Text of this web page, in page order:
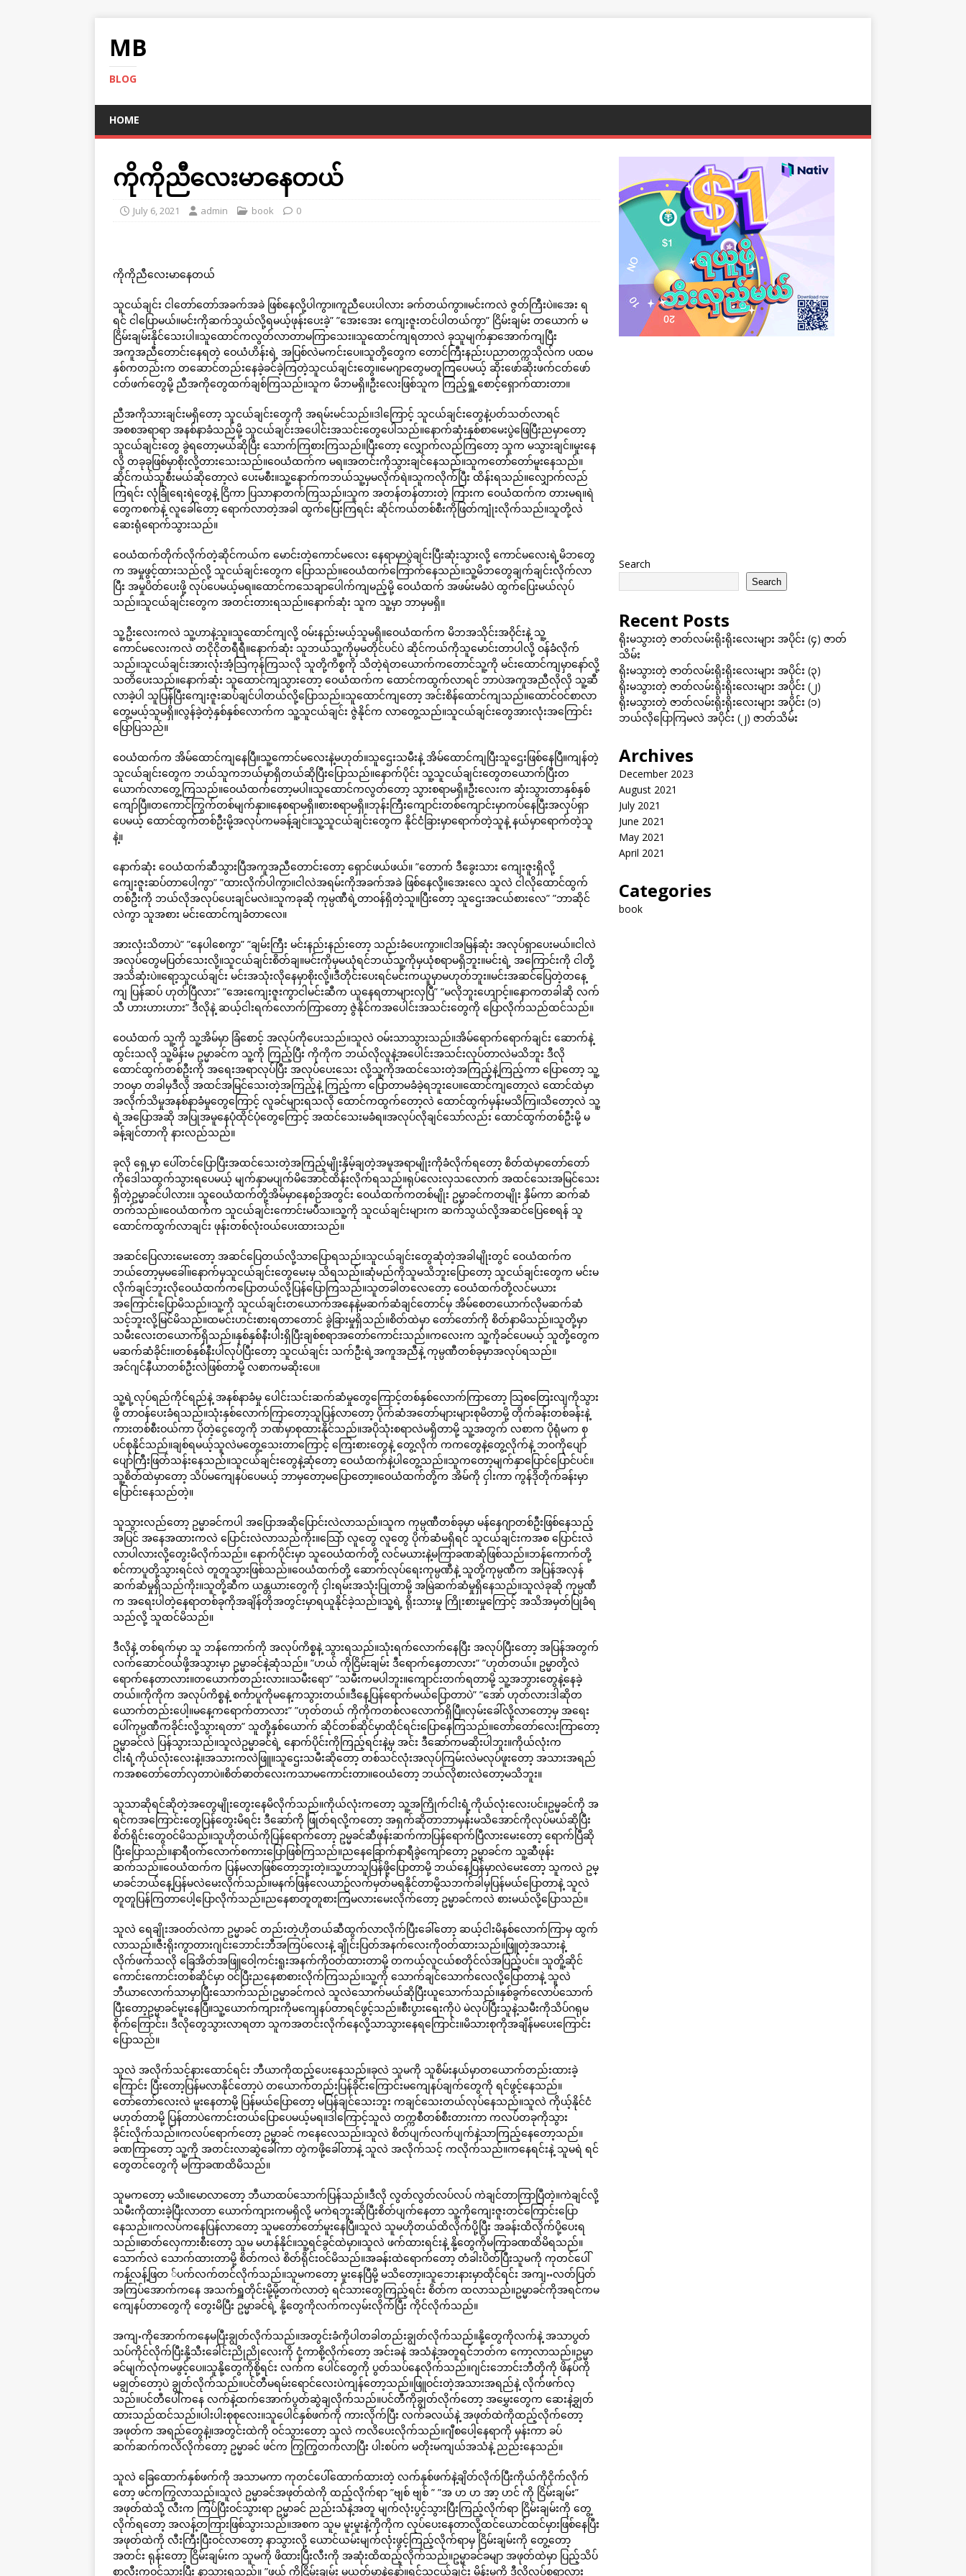
MB
BLOG
HOME
ကိုကိုညီလေးမာနေတယ်
July 6, 2021 admin book 0
ကိုကိုညီလေးမာနေတယ်
သူငယ်ချင်း ငါတော်တော်အခက်အခဲ ဖြစ်နေလို့ပါကွာ။ကူညီပေးပါလား ခက်တယ်ကွာ။မင်းကလဲ ဇွတ်ကြီးပဲ။အေး ရ
ရင် ငါပြောမယ်။မင်းကိုဆက်သွယ်လို့ရမယ့်ဖုန်းပေးခဲ့” ”အေးအေး ကျေးဇူးတင်ပါတယ်ကွာ” ငြိမ်းချမ်း တယောက် မ
ငြိမ်းချမ်းနိုင်သေးပါ။သူထောင်ကလွတ်လာတာမကြာသေး။သူထောင်ကျရတာလဲ ခုသူမျက်နှာအောက်ကျပြီး
အကူအညီတောင်းနေရတဲ့ ဝေယံဟိန်းရဲ့ အပြစ်လဲမကင်းပေ။သူတို့တွေက တောင်ကြီးနည်းပညာတက္ကသိုလ်က ပထမ
နှစ်ကတည်းက တဆောင်တည်းနေခဲ့ခင်ခဲ့ကြတဲ့သူငယ်ချင်းတွေ။မေဂျာတွေမတူကြပေမယ့် ဆိုးဖော်ဆိုးဖက်ငတ်ဖော်
ငတ်ဖက်တွေမို့ ညီအကိုတွေထက်ချစ်ကြသည်။သူက မိဘမရှိ။ဦးလေးဖြစ်သူက ကြည့်ရှူ့စောင့်ရှောက်ထားတာ။
ညီအကိုသားချင်းမရှိတော့ သူငယ်ချင်းတွေကို အရမ်းမင်သည်။ဒါကြောင့် သူငယ်ချင်းတွေနဲ့ပတ်သတ်လာရင်
အစစအရာရာ အနစ်နာခံသည်မို့ သူငယ်ချင်းအပေါင်းအသင်းတွေပေါသည်။နောက်ဆုံးနှစ်စာမေးပွဲဖြေပြီးညမှာတော့
သူငယ်ချင်းတွေ ခွဲရတော့မယ်ဆိုပြီး သောက်ကြစားကြသည်။ပြီးတော့ လျှောက်လည်ကြတော့ သူက မသွားချင်။မူးနေ
လို့ တခုခုဖြစ်မှာစိုးလို့တားသေးသည်။ဝေယံထက်က မရ။အတင်းကိုသွားချင်နေသည်။သူကတော်တော်မူးနေသည်။
ဆိုင်ကယ်သူစီးမယ်ဆိုတော့လဲ ပေးမစီး။သူ့နောက်ကဘယ်သူ့မှမလိုက်ရဲ။သူကလိုက်ပြီး ထိန်းရသည်။လျှောက်လည်
ကြရင်း လုံခြုံရေးရဲတွေနဲ့ ငြိကာ ပြသာနာတက်ကြသည်။သူက အတန်တန်တားတဲ့ ကြားက ဝေယံထက်က တားမရ။ရဲ
တွေကစက်နဲ့ လူခေါ်တော့ ရောက်လာတဲ့အခါ ထွက်ပြေးကြရင်း ဆိုင်ကယ်တစ်စီးကိုဖြတ်ကျုံးလိုက်သည်။သူတို့လဲ
ဆေးရုံရောက်သွားသည်။
ဝေယံထက်တိုက်လိုက်တဲ့ဆိုင်ကယ်က မောင်းတဲ့ကောင်မလေး နေရာမှာပွဲချင်းပြီးဆုံးသွားလို့ ကောင်မလေးရဲ့မိဘတွေ
က အမှုဖွင့်ထားသည်လို့ သူငယ်ချင်းတွေက ပြောသည်။ဝေယံထက်ကြောက်နေသည်။သူ့မိဘတွေချက်ချင်းလိုက်လာ
ပြီး အမှုပိတ်ပေးဖို့ လုပ်ပေမယ့်မရ။ထောင်ကသေချာပေါက်ကျမည့်မို့ ဝေယံထက် အဖမ်းမခံပဲ ထွက်ပြေးမယ်လုပ်
သည်။သူငယ်ချင်းတွေက အတင်းတားရသည်။နောက်ဆုံး သူက သူ့မှာ ဘာမှမရှိ။
သူ့ဦးလေးကလဲ သူ့ဟာနဲ့သူ။သူထောင်ကျလို့ ဝမ်းနည်းမယ့်သူမရှိ။ဝေယံထက်က မိဘအသိုင်းအဝိုင်းနဲ့ သူ့
ကောင်မလေးကလဲ တငိုငိုတရီရီ။နောက်ဆုံး သူဘယ်သူ့ကိုမှမတိုင်ပင်ပဲ ဆိုင်ကယ်ကိုသူမောင်းတာပါလို့ ဝန်ခံလိုက်
သည်။သူငယ်ချင်းအားလုံးအံ့သြကုန်ကြသလို သူတို့ကိစ္စကို သိတဲ့ရဲတယောက်ကတောင်သူ့ကို မင်းထောင်ကျမှာနော်လို့
သတိပေးသည်။နောက်ဆုံး သူထောင်ကျသွားတော့ ဝေယံထက်က ထောင်ကထွက်လာရင် ဘာပဲအကူအညီလိုလို သူ့ဆီ
လာခဲ့ပါ သူပြန်ပြီးကျေးဇူးဆပ်ချင်ပါတယ်လို့ပြောသည်။သူထောင်ကျတော့ အင်းစိန်ထောင်ကျသည်။ထောင်ဝင်စာလာ
တွေ့မယ့်သူမရှိ။လွန်ခဲ့တဲ့နှစ်နှစ်လောက်က သူ့သူငယ်ချင်း ဇွဲနိုင်က လာတွေ့သည်။သူငယ်ချင်းတွေအားလုံးအကြောင်း
ပြောပြသည်။
ဝေယံထက်က အိမ်ထောင်ကျနေပြီ။သူ့ကောင်မလေးနဲ့မဟုတ်။သူဌေးသမီးနဲ့ အိမ်ထောင်ကျပြီးသူဌေးဖြစ်နေပြီ။ကျန်တဲ့
သူငယ်ချင်းတွေက ဘယ်သူကဘယ်မှာရှိတယ်ဆိုပြီးပြောသည်။နောက်ပိုင်း သူ့သူငယ်ချင်းတွေတယောက်ပြီးတ
ယောက်လာတွေ့ကြသည်။ဝေယံထက်တော့မပါ။သူထောင်ကလွတ်တော့ သွားစရာမရှိ။ဦးလေးက ဆုံးသွားတာနှစ်နှစ်
ကျော်ပြီ။တကောင်ကြွက်တစ်မျက်နှာ။နေစရာမရှိ။စားစရာမရှိ။ဘုန်းကြီးကျောင်းတစ်ကျောင်းမှာကပ်နေပြီးအလုပ်ရှာ
ပေမယ့် ထောင်ထွက်တစ်ဦးမို့အလုပ်ကမခန့်ချင်။သူ့သူငယ်ချင်းတွေက နိုင်ငံခြားမှာရောက်တဲ့သူနဲ့ နယ်မှာရောက်တဲ့သူ
နဲ့။
နောက်ဆုံး ဝေယံထက်ဆီသွားပြီအကူအညီတောင်းတော့ ရှောင်ဖယ်ဖယ်။ ”တောက် ဒီခွေးသား ကျေးဇူးရှိလို့
ကျေးဇူးဆပ်တာပေါ့ကွာ” ”ထားလိုက်ပါကွာ။ငါလဲအရမ်းကိုအခက်အခဲ ဖြစ်နေလို့။အေးလေ သူလဲ ငါလိုထောင်ထွက်
တစ်ဦးကို ဘယ်လိုအလုပ်ပေးချင်မလဲ။သူကခုဆို ကုမ္ပဏီရဲ့တာဝန်ရှိတဲ့သူ။ပြီးတော့ သူဌေးအငယ်စားလေ” ”ဘာဆိုင်
လဲကွာ သူအစား မင်းထောင်ကျခံတာလေ။
အားလုံးသိတာပဲ” ”နေပါစေကွာ” ”ချမ်းကြီး မင်းနည်းနည်းတော့ သည်းခံပေးကွာ။ငါအမြန်ဆုံး အလုပ်ရှာပေးမယ်။ငါလဲ
အလုပ်တွေမပြတ်သေးလို့။သူငယ်ချင်းစိတ်ချ။မင်းကိုမှမယုံရင်ဘယ်သူ့ကိုမှယုံစရာမရှိဘူး။မင်းရဲ့ အကြောင်းကို ငါတို့
အသိဆုံးပဲ။ရော့သူငယ်ချင်း မင်းအသုံးလိုနေမှာစိုးလို့။ဒီတိုင်းပေးရင်မင်းကယူမှာမဟုတ်ဘူး။မင်းအဆင်ပြေတဲ့တနေ့
ကျ ပြန်ဆပ် ဟုတ်ပြီလား” ”အေးကျေးဇူးကွာငါမင်းဆီက ယူနေရတာများလှပြီ” ”မလိုဘူးဟျောင့်။နောကတခါဆို လက်
သီ ဟားဟားဟား” ဒီလိုနဲ့ ဆယ့်ငါးရက်လောက်ကြာတော့ ဇွဲနိုင်ကအပေါင်းအသင်းတွေကို ပြောလိုက်သည်ထင်သည်။
ဝေယံထက် သူ့ကို သူ့အိမ်မှာ ခြံစောင့် အလုပ်ကိုပေးသည်။သူလဲ ဝမ်းသာသွားသည်။အိမ်ရောက်ရောက်ချင်း ဆောက်နဲ့
ထွင်းသလို သူ့မိန်းမ ဥမ္မာခင်က သူ့ကို ကြည့်ပြီး ကိုကိုက ဘယ်လိုလူနဲ့အပေါင်းအသင်းလုပ်တာလဲမသိဘူး ဒီလို
ထောင်ထွက်တစ်ဦးကို အရေးအရာလုပ်ပြီး အလုပ်ပေးသေး လို့သူ့ကိုအထင်သေးတဲ့အကြည့်နဲ့ကြည့်ကာ ပြောတော့ သူ့
ဘဝမှာ တခါမှဒီလို အထင်အမြင်သေးတဲ့အကြည့်နဲ့ ကြည့်ကာ ပြောတာမခံခဲ့ရဘူးပေ။ထောင်ကျတော့လဲ ထောင်ထဲမှာ
အလိုက်သိမှုအနစ်နာခံမှုတွေကြောင့် လူခင်များရသလို ထောင်ကထွက်တော့လဲ ထောင်ထွက်မှန်းမသိကြ။သိတော့လဲ သူ့
ရဲ့အပြောအဆို အပြုအမူနေပုံထိုင်ပုံတွေကြောင့် အထင်သေးမခံရ။အလုပ်လိုချင်သော်လည်း ထောင်ထွက်တစ်ဦးမို့ မ
ခန့်ချင်တာကို နားလည်သည်။
ခုလို ရှေ့မှာ ပေါ်တင်ပြောပြီးအထင်သေးတဲ့အကြည့်မျိုးနှိမ့်ချတဲ့အမူအရာမျိုးကိုခံလိုက်ရတော့ စိတ်ထဲမှာတော်တော်
ကိုဒေါသထွက်သွားရပေမယ့် မျက်နှာမပျက်မိအောင်ထိန်းလိုက်ရသည်။ရုပ်လေးလှသလောက် အထင်သေးအမြင်သေး
ရှိတဲ့ဥမ္မာခင်ပါလား။ သူဝေယံထက်တို့အိမ်မှာနေစဉ်အတွင်း ဝေယံထက်ကတစ်မျိုး ဥမ္မာခင်ကတမျိုး နှိမ်ကာ ဆက်ဆံ
တက်သည်။ဝေယံထက်က သူငယ်ချင်းကောင်းမပီသ။သူ့ကို သူငယ်ချင်းများက ဆက်သွယ်လို့အဆင်ပြေစေရန် သူ
ထောင်ကထွက်လာချင်း ဖုန်းတစ်လုံးဝယ်ပေးထားသည်။
အဆင်ပြေလားမေးတော့ အဆင်ပြေတယ်လို့သာပြောရသည်။သူငယ်ချင်းတွေဆုံတဲ့အခါမျိုးတွင် ဝေယံထက်က
ဘယ်တော့မှမခေါ်။နောက်မှသူငယ်ချင်းတွေမေးမှ သိရသည်။ဆုံမည်ကိုသူမသိဘူးပြောတော့ သူငယ်ချင်းတွေက မင်းမ
လိုက်ချင်ဘူးလိုဝေယံထက်ကပြောတယ်လို့ပြန်ပြောကြသည်။သူတခါတလေတော့ ဝေယံထက်တို့လင်မယား
အကြောင်းပြောမိသည်။သူ့ကို သူငယ်ချင်းတယောက်အနေနဲ့မဆက်ဆံချင်တောင်မှ အိမ်စေတယောက်လိုမဆက်ဆံ
သင့်ဘူးလို့မြင်မိသည်။ထမင်းဟင်းစားရတာတောင် ခွဲခြားမှုရှိသည်။စိတ်ထဲမှာ တော်တော်ကို စိတ်နာမိသည်။သူတို့မှာ
သမီးလေးတယောက်ရှိသည်။နှစ်နှစ်နီးပါးရှိပြီးချစ်စရာအတော်ကောင်းသည်။ကလေးက သူ့ကိုခင်ပေမယ့် သူတို့တွေက
မဆက်ဆံခိုင်း။တစ်နှစ်နီးပါလုပ်ပြီးတော့ သူငယ်ချင်း သက်ဦးရဲ့အကူအညီနဲ့ ကုမ္ပဏီတစ်ခုမှာအလုပ်ရသည်။
အင်ဂျင်နီယာတစ်ဦးလဲဖြစ်တာမို့ လစာကမဆိုးပေ။
သူ့ရဲ့လုပ်ရည်ကိုင်ရည်နဲ့ အနစ်နာခံမှု ပေါင်းသင်းဆက်ဆံမှုတွေကြောင့်တစ်နှစ်လောက်ကြာတော့ သြစတြေးလျကိုသွား
ဖို့ တာဝန်ပေးခံရသည်။သုံးနှစ်လောက်ကြာတော့သူပြန်လာတော့ ပိုက်ဆံအတော်များများစုမိတာမို့ တိုက်ခန်းတစ်ခန်းနဲ့
ကားတစ်စီးဝယ်ကာ ပိုတဲ့ငွေတွေကို ဘဏ်မှာစုထားနိုင်သည်။အပိုသုံးစရာလဲမရှိတာမို့ သူ့အတွက် လစာက ပိုရုံမက စု
ပင်စုနိုင်သည်။ချစ်ရမယ့်သူလဲမတွေ့သေးတာကြောင့် ကြေးစားတွေနဲ့ တွေ့လိုက် ကကတွေနဲ့တွေ့လိုက်နဲ့ ဘဝကိုပျော်
ပျော်ကြီးဖြတ်သန်းနေသည်။သူငယ်ချင်းတွေနဲ့ဆုံတော့ ဝေယံထက်နဲ့ပါတွေ့သည်။သူကတော့မျက်နှာပြောင်ပြောင်ပင်။
သူ့စိတ်ထဲမှာတော့ သိပ်မကျေနပ်ပေမယ့် ဘာမှတော့မပြောတော့။ဝေယံထက်တို့က အိမ်ကို ငှါးကာ ကွန်ဒိုတိုက်ခန်းမှာ
ပြောင်းနေသည်တဲ့။
သူသွားလည်တော့ ဥမ္မာခင်ကပါ အပြောအဆိုပြောင်းလဲလာသည်။သူက ကုမ္ပဏီတစ်ခုမှာ မန်နေဂျာတစ်ဦးဖြစ်နေသည့်
အပြင် အနေအထားကလဲ ပြောင်းလဲလာသည်ကိုး။သြော် လူတွေ လူတွေ ပိုက်ဆံမရှိရင် သူငယ်ချင်းကအစ ပြောင်းလဲ
လာပါလားလို့တွေးမိလိုက်သည်။ နောက်ပိုင်းမှာ သူဝေယံထက်တို့ လင်မယားနဲ့မကြာခဏဆုံဖြစ်သည်။ဘန်ကောက်တို့
စင်ကာပူတို့သွားရင်လဲ တူတူသွားဖြစ်သည်။ဝေယံထက်တို့ ဆောက်လုပ်ရေးကုမ္ပဏီနဲ့ သူတို့ကုမ္ပဏီက အပြန်အလှန်
ဆက်ဆံမှုရှိသည်ကိုး။သူတို့ဆီက ယန္တယားတွေကို ငှါးရမ်းအသုံးပြုတာမို့ အမြဲဆက်ဆံမှုရှိနေသည်။သူလဲခုဆို ကုမ္ပဏီ
က အရေးပါတဲ့နေရာတစ်ခုကိုအချိန်တိုအတွင်းမှာရယူနိုင်ခဲ့သည်။သူ့ရဲ့ ရိုးသားမှု ကြိုးစားမှုကြောင့် အသိအမှတ်ပြုခံရ
သည်လို့ သူထင်မိသည်။
ဒီလိုနဲ့ တစ်ရက်မှာ သူ ဘန်ကောက်ကို အလုပ်ကိစ္စနဲ့ သွားရသည်။သုံးရက်လောက်နေပြီး အလုပ်ပြီးတော့ အပြန်အတွက်
လက်ဆောင်ဝယ်ဖို့အသွားမှာ ဥမ္မာခင်နဲ့ဆုံသည်။ ”ဟယ် ကိုငြိမ်းချမ်း ဒီရောက်နေတာလား” ”ဟုတ်တယ်။ ဥမ္မာတို့လဲ
ရောက်နေတာလား။တယောက်တည်းလား။သမီးရော” ”သမီးကမပါဘူး။ကျောင်းတက်ရတာမို့ သူ့အဘွားတွေနဲ့နေခဲ့
တယ်။ကိုကိုက အလုပ်ကိစ္စနဲ့ စင်္ကာပူကိုမနေ့ကသွားတယ်။ဒီနေ့ပြန်ရောက်မယ်ပြောတာပဲ” ”အော် ဟုတ်လားဒါဆိုတ
ယောက်တည်းပေါ့။မနေ့ကရောက်တာလား” ”ဟုတ်တယ် ကိုကိုကတစ်လလောက်ရှိပြီ။လှမ်းခေါ်လို့လာတော့မှ အရေး
ပေါ်ကုမ္ပဏီကခိုင်းလို့သွားရတာ” သူတို့နှစ်ယောက် ဆိုင်တစ်ဆိုင်မှာထိုင်ရင်းပြောနေကြသည်။တော်တော်လေးကြာတော့
ဥမ္မာခင်လဲ ပြန်သွားသည်။သူလဲဥမ္မာခင်ရဲ့ နောက်ပိုင်းကိုကြည့်ရင်းနဲ့မှ အင်း ဒီဆော်ကမဆိုးပါဘူး။ကိုယ်လုံးက
ငါးရံ့ကိုယ်လုံးလေးနဲ့။အသားကလဲဖြူ။သူဌေးသမီးဆိုတော့ တစ်သင်လုံးအလုပ်ကြမ်းလဲမလုပ်ဖူးတော့ အသားအရည်
ကအစတော်တော်လှတာပဲ။စိတ်ဓာတ်လေးကသာမကောင်းတာ။ဝေယံတော့ ဘယ်လိုစားလဲတော့မသိဘူး။
သူသာဆိုရင်ဆိုတဲ့အတွေမျိုးတွေးနေမိလိုက်သည်။ကိုယ်လုံးကတော့ သူ့အကြိုက်ငါးရံ့ကိုယ်လုံးလေးပင်။ဥမ္မခင်ကို အ
ရင်ကအကြောင်းတွေပြန်တွေးမိရင်း ဒီဆော်ကို ဖြုတ်ရလို့ကတော့ အရှက်ဆိုတာဘာမှန်းမသိအောင်ကိုလုပ်မယ်ဆိုပြီး
စိတ်ရိုင်းတွေဝင်မိသည်။သူဟိုတယ်ကိုပြန်ရောက်တော့ ဥမ္မခင်ဆီဖုန်းဆက်ကာပြန်ရောက်ပြီလားမေးတော့ ရောက်ပြီဆို
ပြီးပြောသည်။နာရီဝက်လောက်စကားပြောဖြစ်ကြသည်။ညနေခြောက်နာရီခွဲကျော်တော့ ဥမ္မာခင်က သူ့ဆီဖုန်း
ဆက်သည်။ဝေယံထက်က ပြန်မလာဖြစ်တော့ဘူးတဲ့။သူ့ဟာသူပြန်ဖို့ပြောတာမို့ ဘယ်နေ့ပြန်မှာလဲမေးတော့ သူကလဲ ဥမ္
မာခင်ဘယ်နေ့ပြန်မလဲမေးလိုက်သည်။မနက်ဖြန်လေယာဉ်လက်မှတ်မရနိုင်တာမို့သဘက်ခါမှပြန်မယ်ပြောတာနဲ့ သူလဲ
တူတူပြန်ကြတာပေါ့ပြောလိုက်သည်။ညနေစာတူတူစားကြမလားမေးလိုက်တော့ ဥမ္မာခင်ကလဲ စားမယ်လို့ပြောသည်။
သူလဲ ရေချိုးအဝတ်လဲကာ ဥမ္မာခင် တည်းတဲ့ဟိုတယ်ဆီထွက်လာလိုက်ပြီးခေါ်တော့ ဆယ့်ငါးမိနစ်လောက်ကြာမှ ထွက်
လာသည်။ဇီးရိုးကွာတားဂျင်းဘောင်းဘီအကြပ်လေးနဲ့ ချိုင်းပြတ်အနက်လေးကိုဝတ်ထားသည်။ဖြူတဲ့အသားနဲ့
လိုက်ဖက်သလို ခြေအိတ်အဖြူဝေါ့ကင်းရူးအနက်ကိုဝတ်ထားတာမို့ တကယ့်လူငယ်စတိုင်လ်အပြည့်ပင်။ သူတိူ့ဆိုင်
ကောင်းကောင်းတစ်ဆိုင်မှာ ဝင်ပြီးညနေစာစားလိုက်ကြသည်။သူ့ကို သောက်ချင်သောက်လေလို့ပြောတာနဲ့ သူလဲ
ဘီယာလောက်သာမှာပြီးသောက်သည်၊ဥမ္မာခင်ကလဲ သူလဲသောက်မယ်ဆိုပြီးယူသောက်သည်။နှစ်ခွက်လောပ်သောက်
ပြီးတော့ဥမ္မာခင်မူးနေပြီ။သူ့ယောက်ကျားကိုမကျေနပ်တာရင်ဖွင့်သည်။စီးပွားရေးကိုပဲ မဲလုပ်ပြီးသူနဲ့သမီးကိုသိပ်ဂရုမ
စိုက်ကြောင်း၊ ဒီလိုတွေသွားလာရတာ သူကအတင်းလိုက်နေလို့သာသွားနေရကြောင်း။မိသားစုကိုအချိန်မပေးကြောင်း
ပြောသည်။
သူလဲ အလိုက်သင့်နားထောင်ရင်း ဘီယာကိုထည့်ပေးနေသည်။ခုလဲ သူမကို သူစိမ်းနယ်မှာတယောက်တည်းထားခဲ့
ကြောင်း ပြီးတော့ပြန်မလာနိုင်တော့ပဲ တယောက်တည်းပြန်ခိုင်းကြောင်းမကျေနပ်ချက်တွေကို ရင်ဖွင့်နေသည်။
တော်တော်လေးလဲ မူးနေတာမို့ ပြန်မယ်ပြောတော့ မပြန်ချင်သေးဘူး ကချင်သေးတယ်လုပ်နေသည်။သူလဲ ကိုယ့်နိုင်ငံ
မဟုတ်တာမို့ ပြန်တာပဲကောင်းတယ်ပြောပေမယ့်မရ။ဒါကြောင့်သူလဲ တက္ကစီတစ်စီးတားကာ ကလပ်တခုကိုသွား
ခိုင်းလိုက်သည်။ကလပ်ရောက်တော့ ဥမ္မာခင် ကနေလေသည်။သူလဲ စိတ်ပျက်လက်ပျက်နဲ့သာကြည့်နေတော့သည်။
ခဏကြာတော့ သူ့ကို အတင်းလာဆွဲခေါ်ကာ တွဲကဖို့ခေါ်တာနဲ့ သူလဲ အလိုက်သင့် ကလိုက်သည်။ကနေရင်းနဲ့ သူမရဲ ရင်
တွေတင်တွေကို မကြာခဏထိမိသည်။
သူမကတော့ မသိ။မောလာတော့ ဘီယာထပ်သောက်ပြန်သည်။ဒီလို လွတ်လွတ်လပ်လပ် ကဲချင်တာကြာပြီတဲ့။ကဲချင်လို့
သမီးကိုထားခဲ့ပြီးလာတာ ယောက်ကျားကမရှိလို့ မကဲရဘူးဆိုပြီးစိတ်ပျက်နေတာ သူ့ကိုကျေးဇူးတင်ကြောင်းပြော
နေသည်။ကလပ်ကနေပြန်လာတော့ သူမတော်တော်မူးနေပြီ။သူလဲ သူမဟိုတယ်ထိလိုက်ပို့ပြီး အခန်းထိလိုက်ပို့ပေးရ
သည်။ဓာတ်လှေကားစီးတော့ သူမ မဟန်နိုင်။သူ့ရင်ခွင်ထဲမှာ။သူလဲ ဖက်ထားရင်းနဲ့ နို့တွေကိုမကြာခဏထိမိရသည်။
သောက်လဲ သောက်ထားတာမို့ စိတ်ကလဲ စိတ်ရိုင်းဝင်မိသည်။အခန်းထဲရောက်တော့ တံခါးပိတ်ပြီးသူမကို ကုတင်ပေါ်
ကန့်လန့်ဖြတ ်ပက်လက်တင်လိုက်သည်။သူမကတော့ မူးနေပြီမို့ မသိတော့။သူဘေးနားမှာထိုင်ရင်း အကျႌလတ်ပြတ်
အကြပ်အောက်ကနေ အသက်ရှူတိုင်းမို့မို့တက်လာတဲ့ ရင်သားတွေကြည့်ရင်း စိတ်က ထလာသည်။ဥမ္မာခင်ကိုအရင်ကမ
ကျေနပ်တာတွေကို တွေးမိပြီး ဥမ္မာခင်ရဲ့ နို့တွေကိုလက်ကလှမ်းလိုက်ပြီး ကိုင်လိုက်သည်။
အကျႋကိုအောက်ကနေမပြီးချွတ်လိုက်သည်။အတွင်းခံကိုပါတခါတည်းချွတ်လိုက်သည်။နို့တွေကိုလက်နဲ့ အသာပွတ်
သပ်ကိုင်လိုက်ပြီးနို့သီးခေါင်းညိုညိုလေးကို ငုံ့ကာစို့လိုက်တော့ အင်းခနဲ အသံနဲ့အတူရင်ဘတ်က ကော့လာသည်။ဥမ္မာ
ခင်မျက်လုံကမဖွင့်ပေ။သူနို့တွေကိုစို့ရင်း လက်က ပေါင်တွေကို ပွတ်သပ်နေလိုက်သည်။ဂျင်းဘောင်းဘီတိုကို ဖိနပ်ကို
မချွတ်တော့ပဲ ချွတ်လိုက်သည်။ပင်တီမရမ်းရောင်လေးပဲကျန်တော့သည်။ဖြူဝင်းတဲ့အသားအရည်နဲ့ လိုက်ဖက်လှ
သည်။ပင်တီပေါ်ကနေ လက်နဲ့ထက်အောက်ပွတ်ဆွဲချလိုက်သည်။ပင်တီကိုချွတ်လိုက်တော့ အမွှေးတွေက ဆေးနဲ့ချွတ်
ထားသည်ထင်သည်။ပါးပါးစုစုလေး။သူပေါင်နှစ်ဖက်ကို ကားလိုက်ပြီး လက်ခလယ်နဲ့ အဖုတ်ထဲကိုထည့်လိုက်တော့
အဖုတ်က အရည်တွေနဲ့။အတွင်းထဲကို ဝင်သွားတော့ သူလဲ ကလိပေးလိုက်သည်။ဂျီစပေါ့နေရာကို မှန်းကာ ခပ်
ဆက်ဆက်ကလိလိုက်တော့ ဥမ္မာခင် ဖင်က ကြွကြွတက်လာပြီး ပါးစပ်က မတိုးမကျယ်အသံနဲ့ ညည်းနေသည်။
သူလဲ ခြေထောက်နှစ်ဖက်ကို အသာမကာ ကုတင်ပေါ်ထောက်ထားတဲ့ လက်နှစ်ဖက်နဲ့ချိတ်လိုက်ပြီးကိုယ်ကိုငိုက်လိုက်
တော့ ဖင်ကကြွလာသည်။သူလဲ ဥမ္မာခင်အဖုတ်ထဲကို ထည့်လိုက်ရာ ”ဗျစ် ဗျစ် ” ”အ ဟ ဟ အာ့ ဟင် ကို ငြိမ်းချမ်း”
အဖုတ်ထဲသို့ လီးက ကြပ်ပြီးဝင်သွားရာ ဥမ္မာခင် ညည်းသံနဲ့အတူ မျက်လုံးပွင့်သွားပြီးကြည့်လိုက်ရာ ငြိမ်းချမ်းကို တွေ့
လိုက်ရတော့ အလန့်တကြားဖြစ်သွားသည်။အစက သူမ မူးမူးနဲ့ကိုကိုက လုပ်ပေးနေတာလို့ထင်ယောင်ထင်မှားဖြစ်နေပြီး
အဖုတ်ထဲကို လီးကြီးပြီးဝင်လာတော့ နာသွားလို့ ယောင်ယမ်းမျက်လုံးဖွင့်ကြည့်လိုက်ရာမှ ငြိမ်းချမ်းကို တွေ့တော့
အတင်း ရုန်းတော့ ငြိမ်းချမ်းက သူမကို ဖိထားပြီးလီးကို အဆုံးထိထည့်လိုက်သည်။ဥမ္မာခင်ခမျာ အဖုတ်ထဲမှာ ပြည့်သိပ်
စွာလီးကဝင်သွားပြီး နာသွားရသည်။ ”ဖယ် ကိုငြိမ်းချမ်း မယုတ်မာနဲ့နော်။ရှင့်သူငယ်ချင်း မိန်းမကို ဒီလိုလုပ်စရာလား
Search
Search
Recent Posts
ရိုးမသွားတဲ့ ဇာတ်လမ်းရိုးရိုးလေးများ အပိုင်း (၄) ဇာတ်
သိမ်း
ရိုးမသွားတဲ့ ဇာတ်လမ်းရိုးရိုးလေးများ အပိုင်း (၃)
ရိုးမသွားတဲ့ ဇာတ်လမ်းရိုးရိုးလေးများ အပိုင်း (၂)
ရိုးမသွားတဲ့ ဇာတ်လမ်းရိုးရိုးလေးများ အပိုင်း (၁)
ဘယ်လိုပြောကြမလဲ အပိုင်း (၂) ဇာတ်သိမ်း
Archives
December 2023
August 2021
July 2021
June 2021
May 2021
April 2021
Categories
book